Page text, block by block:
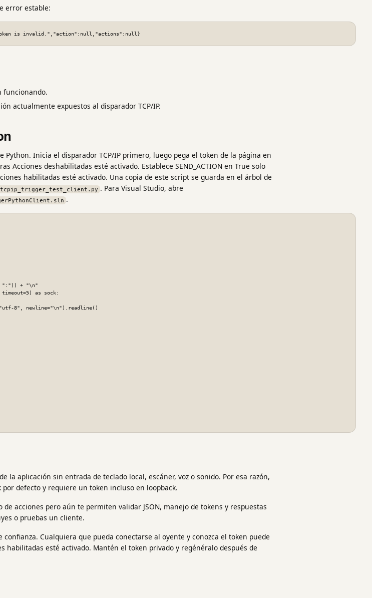
error estable:
is invalid.","action":null,"actions":null}
funcionando.
actualmente expuestos al disparador TCP/IP.
Python. Inicia el disparador TCP/IP primero, luego pega el token de la página en
Acciones deshabilitadas esté activado. Establece SEND_ACTION en True solo
habilitadas esté activado. Una copia de este script se guarda en el árbol de
. Para Visual Studio, abre
.
la aplicación sin entrada de teclado local, escáner, voz o sonido. Por esa razón,
defecto y requiere un token incluso en loopback.
acciones pero aún te permiten validar JSON, manejo de tokens y respuestas
o pruebas un cliente.
confianza. Cualquiera que pueda conectarse al oyente y conozca el token puede
habilitadas esté activado. Mantén el token privado y regénéralo después de